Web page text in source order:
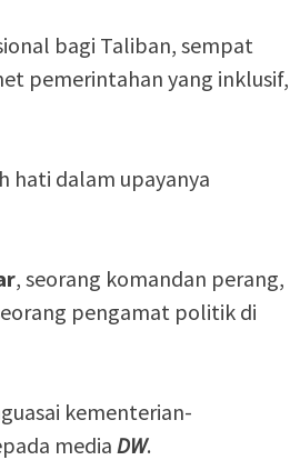
bagi Taliban, sempat
pemerintahan yang inklusif,
hati dalam upayanya
, seorang komandan perang,
pengamat politik di
kementerian-
media DW.